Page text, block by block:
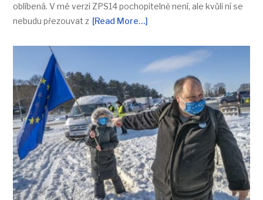
oblíbená. V mé verzi ZPS14 pochopitelně není, ale kvůli ní se
nebudu přezouvat z [Read More…]